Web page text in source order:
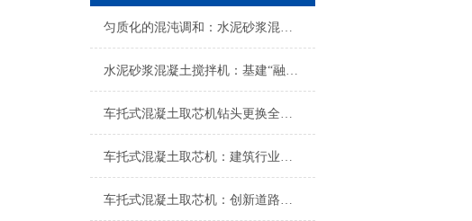
匀质化的混沌调和：水泥砂浆混凝土搅拌机在三相混合中的流变重构
水泥砂浆混凝土搅拌机：基建“融合引擎”，赋能多元施工
车托式混凝土取芯机钻头更换全攻略：轻松换钻，高效作业
车托式混凝土取芯机：建筑行业的革命性工具
车托式混凝土取芯机：创新道路维护科技